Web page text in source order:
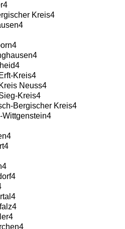
4
Kreis4
4
4
4
4
Kreis4
Neuss4
Kreis4
Bergischer Kreis4
Wittgenstein4
4
4
4
4
4
4
4
4